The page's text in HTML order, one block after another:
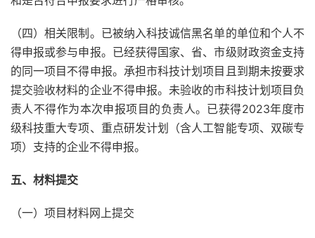
（四）相关限制。已被纳入科技诚信黑名单的单位和个人不
得申报或参与申报。已经获得国家、省、市级财政资金支持
的同一项目不得申报。承担市科技计划项目且到期未按要求
提交验收材料的企业不得申报。未验收的市科技计划项目负
责人不得作为本次申报项目的负责人。已获得2023年度市
级科技重大专项、重点研发计划（含人工智能专项、双碳专
项）支持的企业不得申报。
五、材料提交
（一）项目材料网上提交